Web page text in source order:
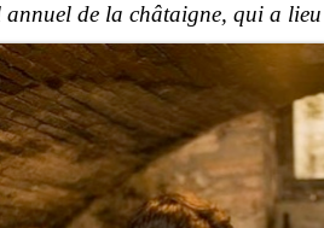
annuel de la châtaigne, qui a